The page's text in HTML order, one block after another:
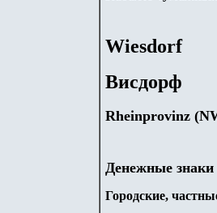
Wiesdorf
Висдорф
Rheinprovinz
Денежные знаки
Городские,